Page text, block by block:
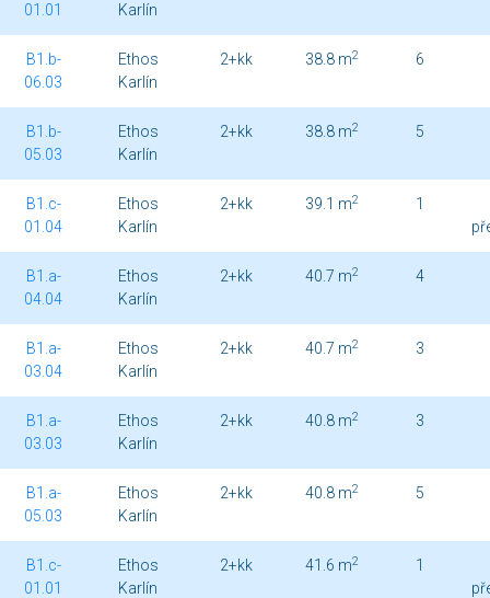
01.01
Karlín
B1.b-
06.03
Ethos
Karlín
2+kk 38.8 m2 6
B1.b-
05.03
Ethos
Karlín
2+kk 38.8 m2 5
B1.c-
01.04
Ethos
Karlín
2+kk 39.1 m2
1
B1.a-
04.04
Ethos
Karlín
2+kk 40.7 m2 4
B1.a-
03.04
Ethos
Karlín
2+kk 40.7 m2 3
B1.a-
03.03
Ethos
Karlín
2+kk 40.8 m2 3
B1.a-
05.03
Ethos
Karlín
2+kk 40.8 m2 5
B1.c-
01.01
Ethos
Karlín
2+kk 41.6 m2
1